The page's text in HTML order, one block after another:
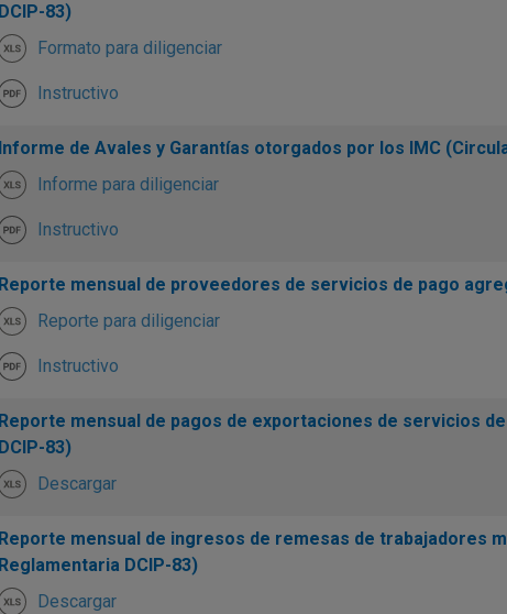
DCIP-83)
Formato para diligenciar
Instructivo
Informe de Avales y Garantías otorgados por los IMC
Informe para diligenciar
Instructivo
Reporte mensual de proveedores de servicios de pago
Reporte para diligenciar
Instructivo
Reporte mensual de pagos de exportaciones de servicios
DCIP-83)
Descargar
Reporte mensual de ingresos de remesas de trabajadores
Reglamentaria DCIP-83)
Descargar